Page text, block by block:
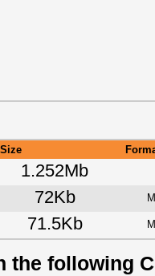
Size
1.252Mb
72Kb
71.5Kb
the following